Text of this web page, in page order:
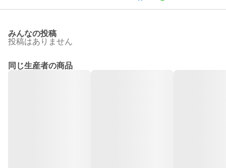
みんなの投稿
投稿はありません
同じ生産者の商品